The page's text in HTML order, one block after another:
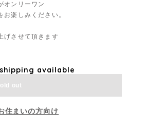
オンリーワン
楽しみください。
げさせて頂きます
available
out
住まいの方向け